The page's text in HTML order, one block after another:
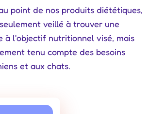
point de nos produits diététiques,
veillé à trouver une
à l'objectif nutritionnel visé, mais
tenu compte des besoins
et aux chats.